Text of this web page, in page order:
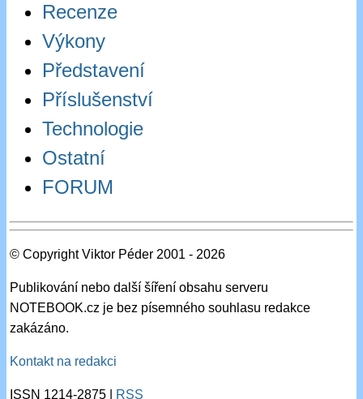
Recenze
Výkony
Představení
Příslušenství
Technologie
Ostatní
FORUM
© Copyright Viktor Péder 2001 - 2026
Publikování nebo další šíření obsahu serveru
NOTEBOOK.cz je bez písemného souhlasu redakce
zakázáno.
Kontakt na redakci
ISSN 1214-2875 | RSS